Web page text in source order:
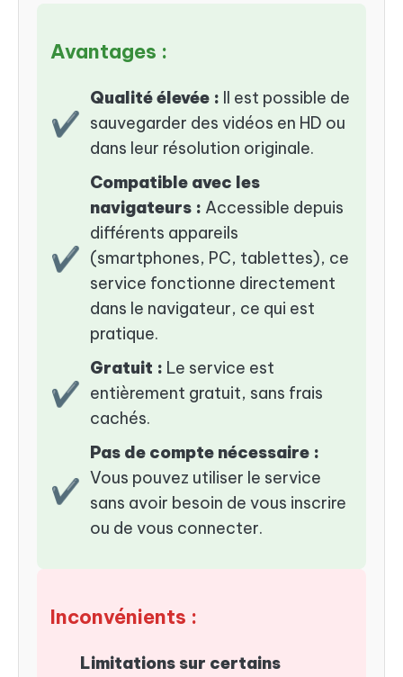
Avantages :
✔
Qualité élevée : Il est possible de
sauvegarder des vidéos en HD ou
dans leur résolution originale.
✔
Compatible avec les
navigateurs : Accessible depuis
différents appareils
(smartphones, PC, tablettes), ce
service fonctionne directement
dans le navigateur, ce qui est
pratique.
✔
Gratuit : Le service est
entièrement gratuit, sans frais
cachés.
✔
Pas de compte nécessaire :
Vous pouvez utiliser le service
sans avoir besoin de vous inscrire
ou de vous connecter.
Inconvénients :
Limitations sur certains